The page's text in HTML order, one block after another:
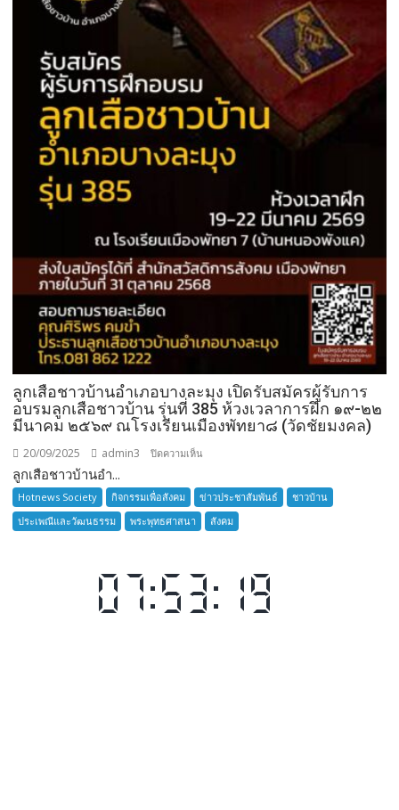
ลูกเสือชาวบ้านอำเภอบางละมุง เปิดรับสมัครผู้รับการ
อบรมลูกเสือชาวบ้าน รุ่นที่ 385 ห้วงเวลาการฝึก ๑๙-๒๒
มีนาคม ๒๕๖๙ ณโรงเรียนเมืองพัทยา๘ (วัดชัยมงคล)
20/09/2025 admin3 ปิดความเห็น
เสือ
ชาว
บ้าน
เปิด
รับ
ลูกเสือชาวบ้านอำ...
Hotnews Society กิจกรรมเพื่อสังคม ข่าวประชาสัมพันธ์
ชาวบ้าน
ประเพณีและวัฒนธรรม
พระพุทธศาสนา สังคม